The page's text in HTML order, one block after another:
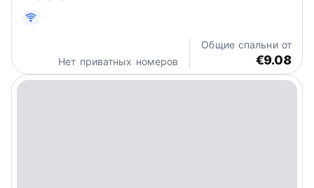
Нет приватных номеров
Общие спальни от
€9.08